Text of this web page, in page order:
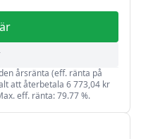
årsränta (eff. ränta på
att återbetala 6 773,04 kr
eff. ränta: 79.77 %.